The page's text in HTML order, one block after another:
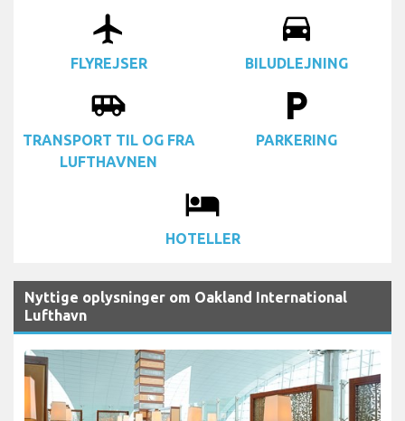
airplanemode_active
FLYREJSER
drive_eta
BILUDLEJNING
airport_shuttle
TRANSPORT TIL OG FRA
LUFTHAVNEN
local_parking
PARKERING
local_hotel
HOTELLER
Nyttige oplysninger om Oakland International
Lufthavn